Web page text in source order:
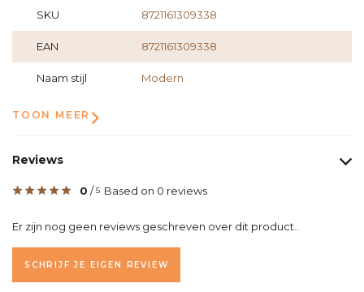
SKU 8721161309338
EAN 8721161309338
Naam stijl Modern
TOON MEER
Reviews
0 /5 Based on 0 reviews
Er zijn nog geen reviews geschreven over dit product..
SCHRIJF JE EIGEN REVIEW